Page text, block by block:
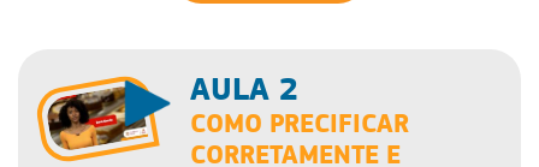
AULA 2
COMO PRECIFICAR
CORRETAMENTE E